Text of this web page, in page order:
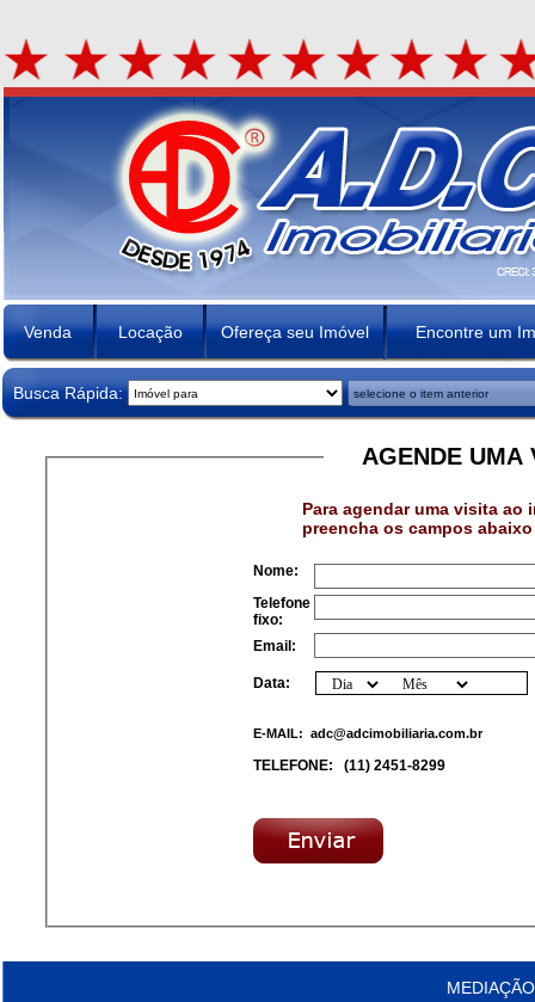
Venda Locação Ofereça seu Imóvel Encontre um
Busca Rápida:
AGENDE UMA
Para agendar uma visita ao
preencha os campos
Nome:
Telefone
fixo:
Email:
Data:
E-MAIL: adc@adcimobiliaria.com.br
TELEFONE: (11) 2451-8299